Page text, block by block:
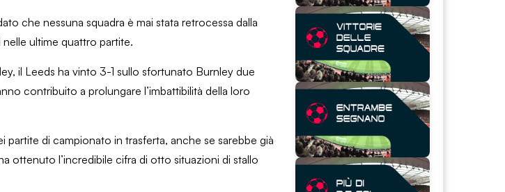
che nessuna squadra è mai stata retrocessa dalla
ultime quattro partite.
il Leeds ha vinto 3-1 sullo sfortunato Burnley due
contribuito a prolungare l’imbattibilità della loro
partite di campionato in trasferta, anche se sarebbe già
ottenuto l’incredibile cifra di otto situazioni di stallo